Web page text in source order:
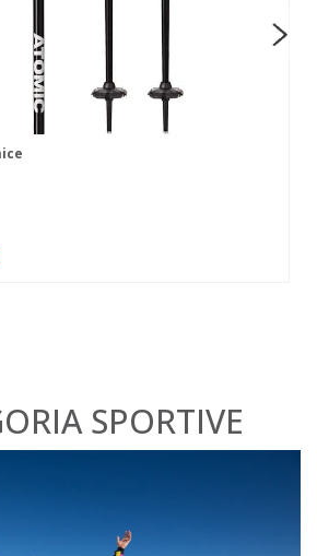
SPORTIVE